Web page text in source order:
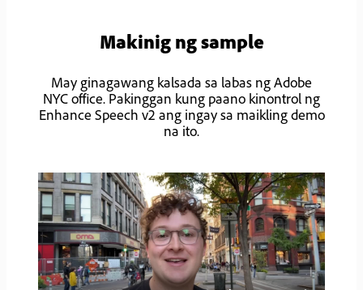
Makinig ng sample
May ginagawang kalsada sa labas ng Adobe
NYC office. Pakinggan kung paano kinontrol ng
Enhance Speech v2 ang ingay sa maikling demo
na ito.